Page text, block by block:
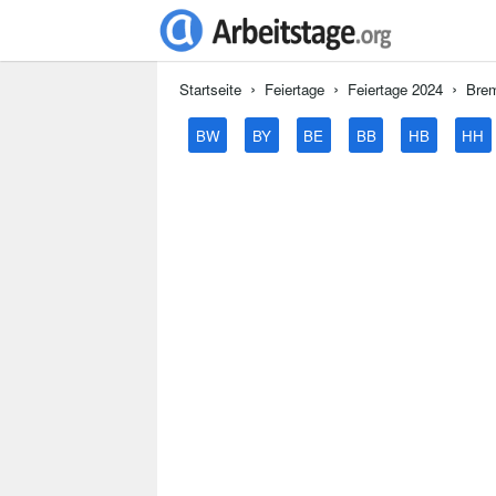
Startseite Feiertage Feiertage 2024
BW BY BE BB HB HH